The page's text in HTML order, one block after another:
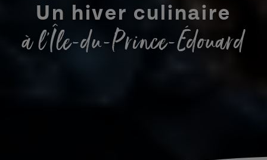
Un hiver culinaire
à l’Île-du-Prince-Édouard